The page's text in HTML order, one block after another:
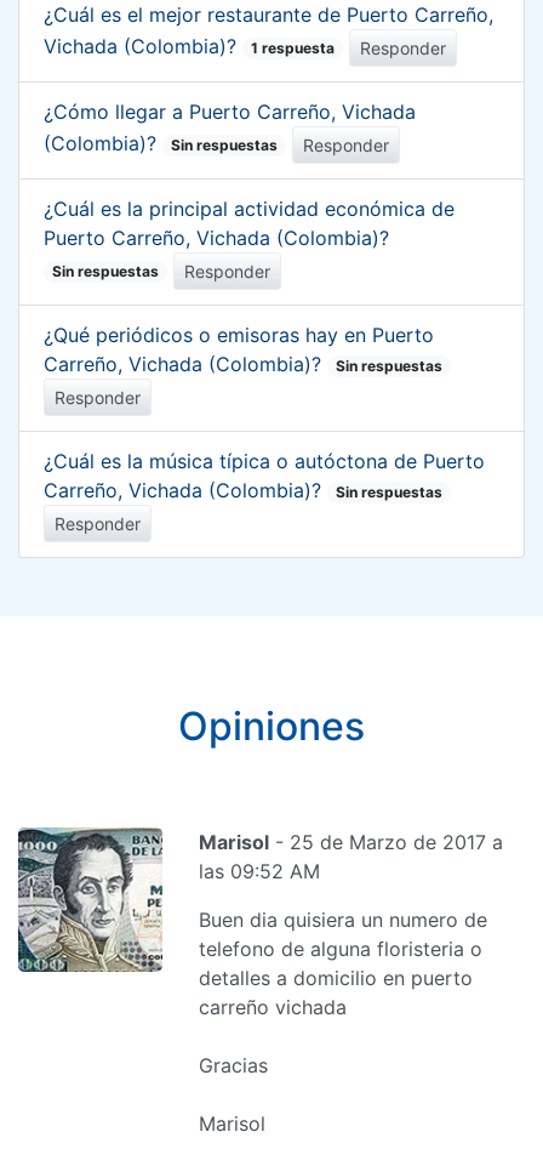
¿Cuál es el mejor restaurante de Puerto Carreño,
Vichada (Colombia)?
1 respuesta Responder
¿Cómo llegar a Puerto Carreño, Vichada
(Colombia)?
Sin respuestas Responder
¿Cuál es la principal actividad económica de
Puerto Carreño, Vichada (Colombia)?
Sin respuestas Responder
¿Qué periódicos o emisoras hay en Puerto
Carreño, Vichada (Colombia)?
Sin respuestas
Responder
¿Cuál es la música típica o autóctona de Puerto
Carreño, Vichada (Colombia)?
Sin respuestas
Responder
Opiniones
Marisol - 25 de Marzo de 2017 a
las 09:52 AM
Buen dia quisiera un numero de
telefono de alguna floristeria o
detalles a domicilio en puerto
carreño vichada
Gracias
Marisol